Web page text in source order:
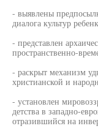
- выявлены
диалога культур
- представлен
пространственно-
- раскрыт механизм
христианской и
- установлен
детства в западно-
отразившийся на